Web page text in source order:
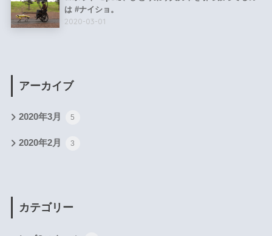
は #ナイショ。
2020-03-01
アーカイブ
2020年3月 5
2020年2月 3
カテゴリー